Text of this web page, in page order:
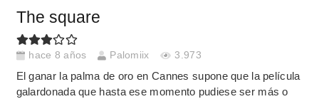
The square
hace 8 años Palomiix 3.973
El ganar la palma de oro en Cannes supone que la película
galardonada que hasta ese momento pudiese ser más o